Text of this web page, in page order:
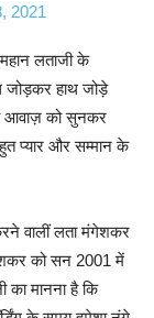
2021
लताजी के
जोड़कर हाथ जोड़े
आवाज़ को सुनकर
प्यार और सम्मान के
वालीं लता मंगेशकर
को सन 2001 में
का मानना है कि